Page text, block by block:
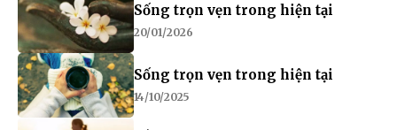
Sống trọn vẹn trong hiện tại
20/01/2026
Sống trọn vẹn trong hiện tại
14/10/2025